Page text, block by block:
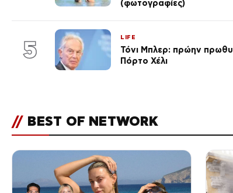
(φωτογραφίες)
5 LIFE
Τόνι Μπλερ: πρώην
Πόρτο Χέλι
// BEST OF NETWORK